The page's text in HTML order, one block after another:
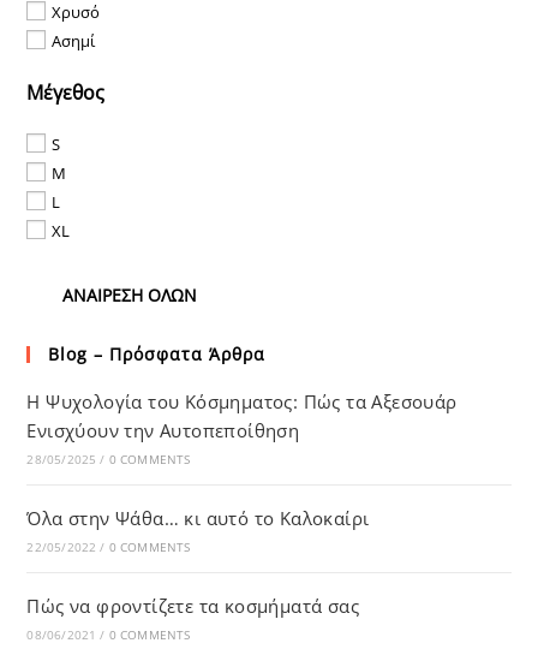
Χρυσό
Ασημί
Μέγεθος
S
M
L
XL
ΑΝΑΊΡΕΣΗ ΌΛΩΝ
Blog – Πρόσφατα Άρθρα
Η Ψυχολογία του Κόσμηματος: Πώς τα Αξεσουάρ
Ενισχύουν την Αυτοπεποίθηση
28/05/2025 / 0 COMMENTS
Όλα στην Ψάθα… κι αυτό το Καλοκαίρι
22/05/2022 / 0 COMMENTS
Πώς να φροντίζετε τα κοσμήματά σας
08/06/2021 / 0 COMMENTS